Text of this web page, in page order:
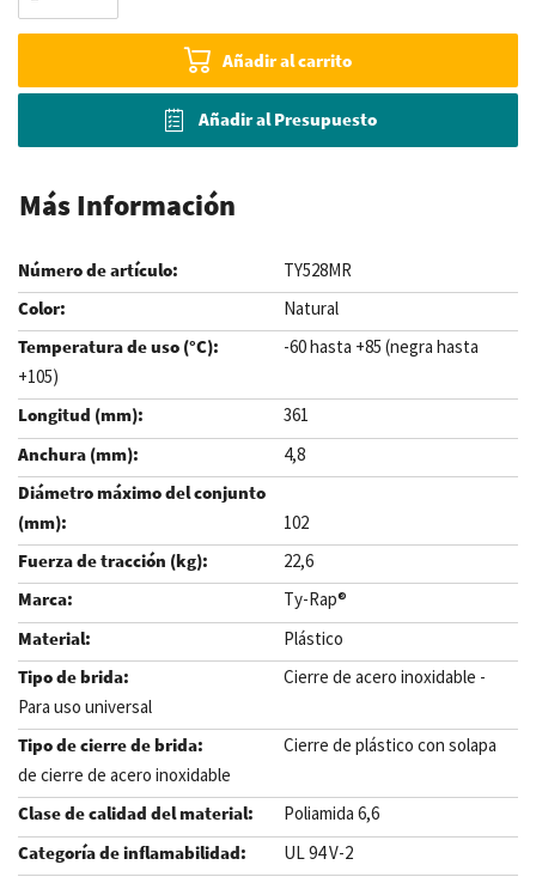
Añadir al carrito
Añadir al Presupuesto
Más Información
TY528MR
Natural
-60 hasta +85 (negra hasta
+105)
361
4,8
102
22,6
Ty-Rap®
Plástico
Cierre de acero inoxidable -
Para uso universal
Cierre de plástico con solapa
de cierre de acero inoxidable
Poliamida 6,6
UL 94 V-2